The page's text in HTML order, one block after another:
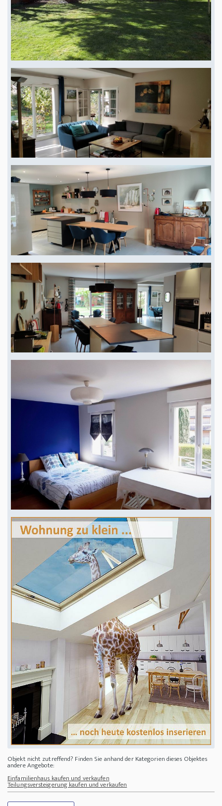
Objekt nicht zutreffend? Finden Sie anhand der Kategorien dieses Objektes
andere Angebote:
Einfamilienhaus kaufen und verkaufen
Teilungsversteigerung kaufen und verkaufen